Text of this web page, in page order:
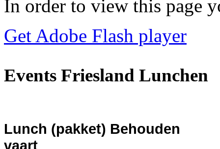
In order to view this page
Get Adobe Flash player
Events Friesland Lunchen
Lunch (pakket) Behouden
vaart €